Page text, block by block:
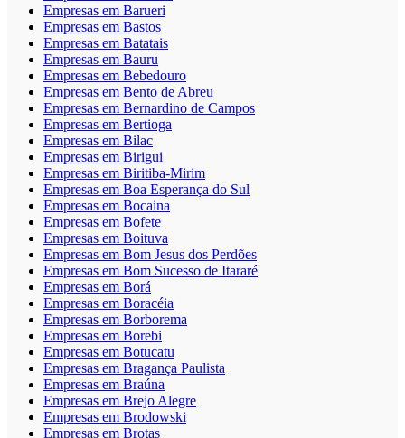
Empresas em Barueri
Empresas em Bastos
Empresas em Batatais
Empresas em Bauru
Empresas em Bebedouro
Empresas em Bento de Abreu
Empresas em Bernardino de Campos
Empresas em Bertioga
Empresas em Bilac
Empresas em Birigui
Empresas em Biritiba-Mirim
Empresas em Boa Esperança do Sul
Empresas em Bocaina
Empresas em Bofete
Empresas em Boituva
Empresas em Bom Jesus dos Perdões
Empresas em Bom Sucesso de Itararé
Empresas em Borá
Empresas em Boracéia
Empresas em Borborema
Empresas em Borebi
Empresas em Botucatu
Empresas em Bragança Paulista
Empresas em Braúna
Empresas em Brejo Alegre
Empresas em Brodowski
Empresas em Brotas